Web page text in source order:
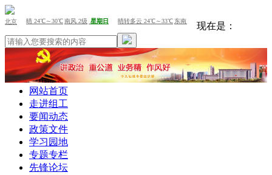
现在是：
网站首页
走进组工
要闻动态
政策文件
学习园地
专题专栏
先锋论坛